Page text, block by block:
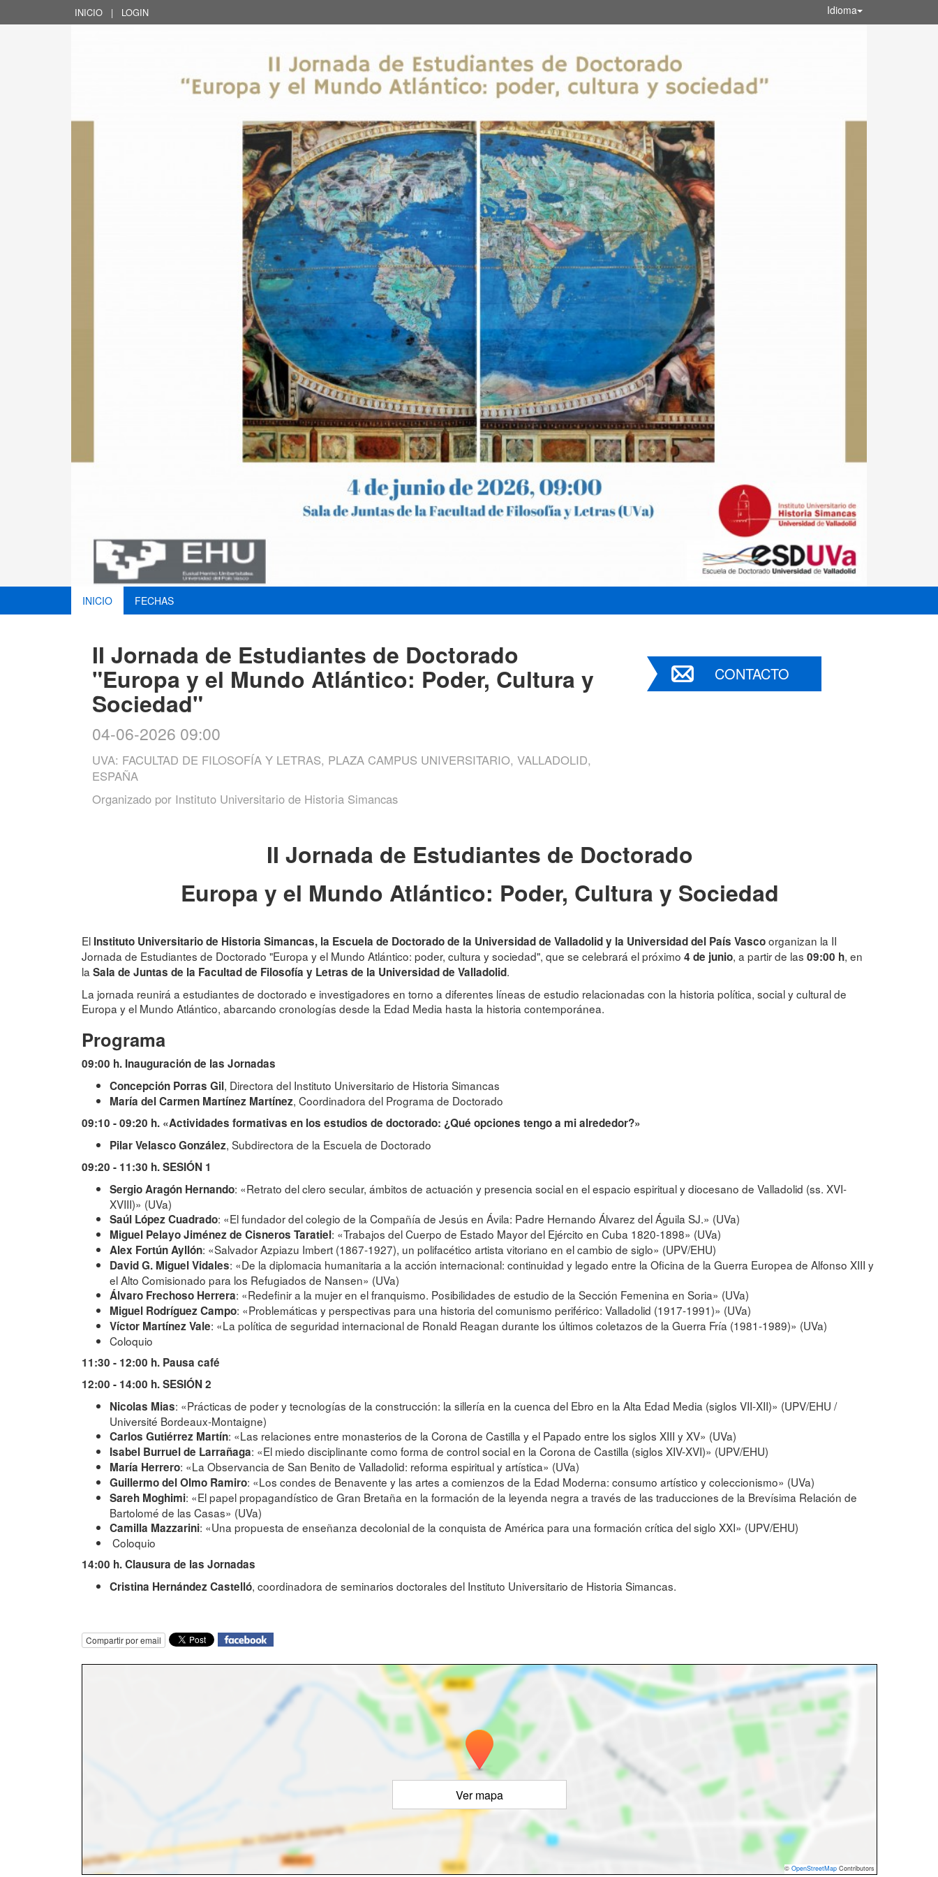
INICIO | LOGIN Idioma
INICIO FECHAS
II Jornada de Estudiantes de Doctorado
"Europa y el Mundo Atlántico: Poder, Cultura y
Sociedad"
04-06-2026 09:00
UVA: FACULTAD DE FILOSOFÍA Y LETRAS, PLAZA CAMPUS UNIVERSITARIO, VALLADOLID,
ESPAÑA
Organizado por Instituto Universitario de Historia Simancas
CONTACTO
II Jornada de Estudiantes de Doctorado
Europa y el Mundo Atlántico: Poder, Cultura y Sociedad
El Instituto Universitario de Historia Simancas, la Escuela de Doctorado de la Universidad de Valladolid y la Universidad del País Vascoorganizan la II
Jornada de Estudiantes de Doctorado "Europa y el Mundo Atlántico: poder, cultura y sociedad", que se celebrará el próximo 4 de junio, a partir de las 09:00 h, en
laSala de Juntas de la Facultad de Filosofía y Letras de la Universidad de Valladolid.
La jornada reunirá a estudiantes de doctorado e investigadores en torno a diferentes líneas de estudio relacionadas con la historia política, social y cultural de
Europa y el Mundo Atlántico, abarcando cronologías desde la Edad Media hasta la historia contemporánea.
Programa
09:00 h. Inauguración de las Jornadas
Concepción Porras Gil, Directora del Instituto Universitario de Historia Simancas
María del Carmen Martínez Martínez, Coordinadora del Programa de Doctorado
09:10 - 09:20 h. «Actividades formativas en los estudios de doctorado: ¿Qué opciones tengo a mi alrededor?»
Pilar Velasco González, Subdirectora de la Escuela de Doctorado
09:20 - 11:30 h. SESIÓN 1
Sergio Aragón Hernando: «Retrato del clero secular, ámbitos de actuación y presencia social en el espacio espiritual y diocesano de Valladolid (ss. XVI-
XVIII)» (UVa)
Saúl López Cuadrado: «El fundador del colegio de la Compañía de Jesús en Ávila: Padre Hernando Álvarez del Águila SJ.» (UVa)
Miguel Pelayo Jiménez de Cisneros Taratiel: «Trabajos del Cuerpo de Estado Mayor del Ejército en Cuba 1820-1898» (UVa)
Alex Fortún Ayllón: «Salvador Azpiazu Imbert (1867-1927), un polifacético artista vitoriano en el cambio de siglo» (UPV/EHU)
David G. Miguel Vidales: «De la diplomacia humanitaria a la acción internacional: continuidad y legado entre la Oficina de la Guerra Europea de Alfonso XIII y
el Alto Comisionado para los Refugiados de Nansen» (UVa)
Álvaro Frechoso Herrera: «Redefinir a la mujer en el franquismo. Posibilidades de estudio de la Sección Femenina en Soria» (UVa)
Miguel Rodríguez Campo: «Problemáticas y perspectivas para una historia del comunismo periférico: Valladolid (1917-1991)» (UVa)
Víctor Martínez Vale: «La política de seguridad internacional de Ronald Reagan durante los últimos coletazos de la Guerra Fría (1981-1989)» (UVa)
Coloquio
11:30 - 12:00 h. Pausa café
12:00 - 14:00 h. SESIÓN 2
Nicolas Mias: «Prácticas de poder y tecnologías de la construcción: la sillería en la cuenca del Ebro en la Alta Edad Media (siglos VII-XII)» (UPV/EHU /
Université Bordeaux-Montaigne)
Carlos Gutiérrez Martín: «Las relaciones entre monasterios de la Corona de Castilla y el Papado entre los siglos XIII y XV» (UVa)
Isabel Burruel de Larrañaga: «El miedo disciplinante como forma de control social en la Corona de Castilla (siglos XIV-XVI)» (UPV/EHU)
María Herrero: «La Observancia de San Benito de Valladolid: reforma espiritual y artística» (UVa)
Guillermo del Olmo Ramiro: «Los condes de Benavente y las artes a comienzos de la Edad Moderna: consumo artístico y coleccionismo» (UVa)
Sareh Moghimi: «El papel propagandístico de Gran Bretaña en la formación de la leyenda negra a través de las traducciones de la Brevísima Relación de
Bartolomé de las Casas» (UVa)
Camilla Mazzarini: «Una propuesta de enseñanza decolonial de la conquista de América para una formación crítica del siglo XXI» (UPV/EHU)
Coloquio
14:00 h. Clausura de las Jornadas
Cristina Hernández Castelló, coordinadora de seminarios doctorales del Instituto Universitario de Historia Simancas.
Compartir por email
Ver mapa
© OpenStreetMap Contributors